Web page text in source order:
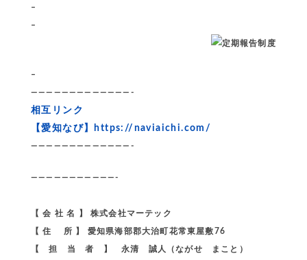
–
–
–
—————————————-
相互リンク
【愛知なび】
https://naviaichi.com/
—————————————-
———————————-
【 会 社 名 】 株式会社マーテック
【 住 所 】 愛知県海部郡大治町花常東屋敷76
【 担 当 者 】 永清 誠人（ながせ まこと）